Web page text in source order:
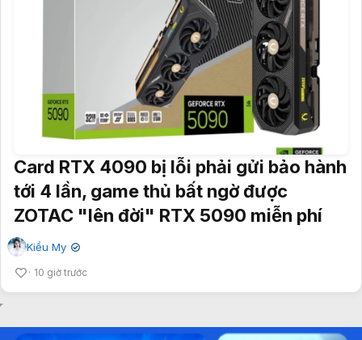
Card RTX 4090 bị lỗi phải gửi bảo hành
tới 4 lần, game thủ bất ngờ được
ZOTAC "lên đời" RTX 5090 miễn phí
Kiều My ✔
10 giờ trước